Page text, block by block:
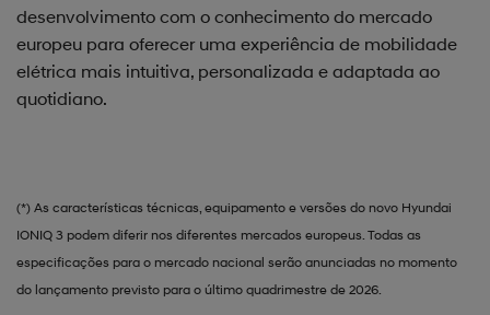
desenvolvimento com o conhecimento do mercado
europeu para oferecer uma experiência de mobilidade
elétrica mais intuitiva, personalizada e adaptada ao
quotidiano.
(*) As características técnicas, equipamento e versões do novo Hyundai
IONIQ 3 podem diferir nos diferentes mercados europeus. Todas as
especificações para o mercado nacional serão anunciadas no momento
do lançamento previsto para o último quadrimestre de 2026.